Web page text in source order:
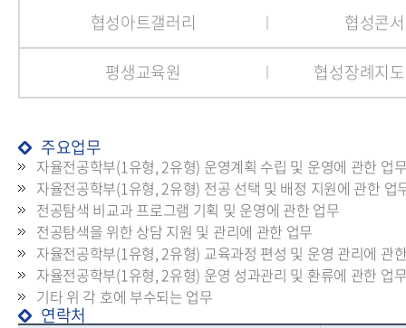
협성아트갤러리 협성콘
평생교육원 협성장례지
주요업무
자율전공학부(1유형, 2유형) 운영계획 수립 및 운영에 관한 업
자율전공학부(1유형, 2유형) 전공 선택 및 배정 지원에 관한 업
전공탐색 비교과 프로그램 기획 및 운영에 관한 업무
전공탐색을 위한 상담 지원 및 관리에 관한 업무
자율전공학부(1유형, 2유형) 교육과정 편성 및 운영 관리에 관
자율전공학부(1유형, 2유형) 운영 성과관리 및 환류에 관한 업
기타 위 각 호에 부수되는 업무
연락처